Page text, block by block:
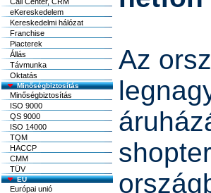
eKereskedelem
Kereskedelmi hálózat
Franchise
Piacterek
Állás
Távmunka
Oktatás
Minőségbiztosítás
Minőségbiztosítás
ISO 9000
QS 9000
ISO 14000
TQM
HACCP
CMM
TÜV
EU
Európai unió
Az